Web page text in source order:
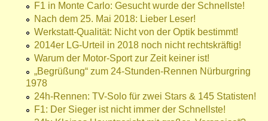
F1 in Monte Carlo: Gesucht wurde der Schnellste!
Nach dem 25. Mai 2018: Lieber Leser!
Werkstatt-Qualität: Nicht von der Optik bestimmt!
2014er LG-Urteil in 2018 noch nicht rechtskräftig!
Warum der Motor-Sport zur Zeit keiner ist!
„Begrüßung“ zum 24-Stunden-Rennen Nürburgring
1978
24h-Rennen: TV-Solo für zwei Stars & 145 Statisten!
F1: Der Sieger ist nicht immer der Schnellste!